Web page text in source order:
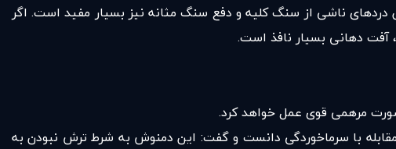
دردهای ناشی از سنگ کلیه و دفع سنگ مثانه نیز بسیار مفید است. اگر
آفت دهانی بسیار نافذ است.
مرهمی قوی عمل خواهد کرد.
با سرماخوردگی دانست و گفت: این دمنوش به شرط ترش نبودن به